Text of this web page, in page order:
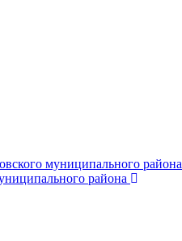
муниципального района
района